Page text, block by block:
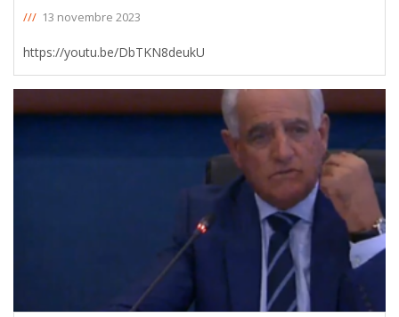
/// 13 novembre 2023
https://youtu.be/DbTKN8deukU